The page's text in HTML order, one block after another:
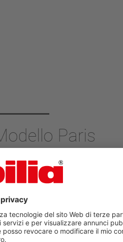
Paris
con telaio a Y